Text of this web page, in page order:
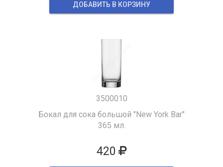
ДОБАВИТЬ В КОРЗИНУ
3500010
Бокал для сока большой "New York Bar"
365 мл.
420